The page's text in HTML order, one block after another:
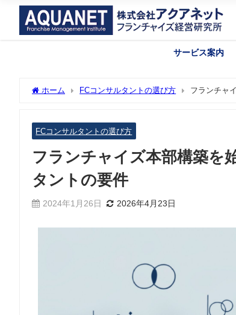
サービス案内
ホーム FCコンサルタントの選び方 フランチャ
FCコンサルタントの選び方
フランチャイズ本部構築を
タントの要件
2024年1月26日 2026年4月23日